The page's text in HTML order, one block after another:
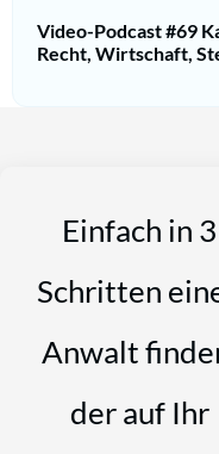
Video-Podcast #69
Recht, Wirtschaft,
Einfach in 3
Schritten
Anwalt
der auf Ihr